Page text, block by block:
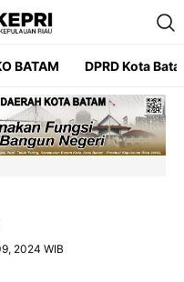
BATAM DPRD Kota
2024 WIB